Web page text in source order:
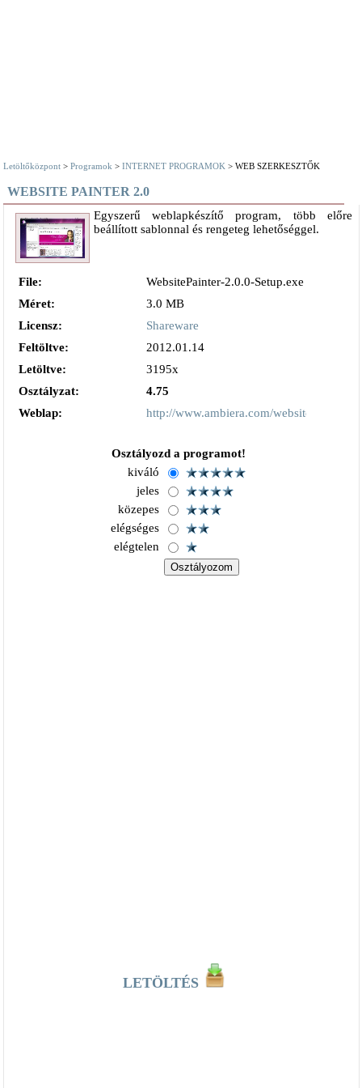
Letöltőközpont >Programok >INTERNET PROGRAMOK > WEB SZERKESZTŐK
WEBSITE PAINTER 2.0
Egyszerű weblapkészítő program, több előre
beállított sablonnal és rengeteg lehetőséggel.
File:
WebsitePainter-2.0.0-Setup.exe
Méret:
3.0 MB
Licensz:
Shareware
Feltöltve:
2012.01.14
Letöltve:
3195x
Osztályzat:
4.75
Weblap:
http://www.ambiera.com/websitepainter/
Osztályozd a programot!
kiváló
jeles
közepes
elégséges
elégtelen
LETÖLTÉS